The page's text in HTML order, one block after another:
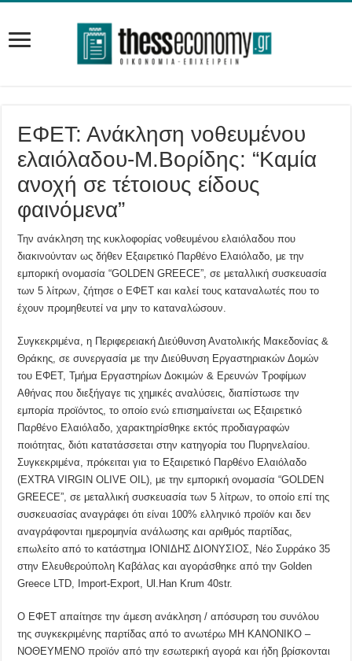
ΕΦΕΤ: Ανάκληση νοθευμένου
ελαιόλαδου-Μ.Βορίδης: “Καμία
ανοχή σε τέτοιους είδους
φαινόμενα”
Την ανάκληση της κυκλοφορίας νοθευμένου ελαιόλαδου που
διακινούνταν ως δήθεν Εξαιρετικό Παρθένο Ελαιόλαδο, με την
εμπορική ονομασία “GOLDEN GREECE”, σε μεταλλική συσκευασία
των 5 λίτρων, ζήτησε ο ΕΦΕΤ και καλεί τους καταναλωτές που το
έχουν προμηθευτεί να μην το καταναλώσουν.
Συγκεκριμένα, η Περιφερειακή Διεύθυνση Ανατολικής Μακεδονίας &
Θράκης, σε συνεργασία με την Διεύθυνση Εργαστηριακών Δομών
του ΕΦΕΤ, Τμήμα Εργαστηρίων Δοκιμών & Ερευνών Τροφίμων
Αθήνας που διεξήγαγε τις χημικές αναλύσεις, διαπίστωσε την
εμπορία προϊόντος, το οποίο ενώ επισημαίνεται ως Εξαιρετικό
Παρθένο Ελαιόλαδο, χαρακτηρίσθηκε εκτός προδιαγραφών
ποιότητας, διότι κατατάσσεται στην κατηγορία του Πυρηνελαίου.
Συγκεκριμένα, πρόκειται για το Εξαιρετικό Παρθένο Ελαιόλαδο
(EXTRA VIRGIN OLIVE OIL), με την εμπορική ονομασία “GOLDEN
GREECE”, σε μεταλλική συσκευασία των 5 λίτρων, το οποίο επί της
συσκευασίας αναγράφει ότι είναι 100% ελληνικό προϊόν και δεν
αναγράφονται ημερομηνία ανάλωσης και αριθμός παρτίδας,
επωλείτο από το κατάστημα ΙΟΝΙΔΗΣ ΔΙΟΝΥΣΙΟΣ, Νέο Συρράκο 35
στην Ελευθερούπολη Καβάλας και αγοράσθηκε από την Golden
Greece LTD, Import-Export, Ul.Han Krum 40str.
Ο ΕΦΕΤ απαίτησε την άμεση ανάκληση / απόσυρση του συνόλου
της συγκεκριμένης παρτίδας από το ανωτέρω ΜΗ ΚΑΝΟΝΙΚΟ –
ΝΟΘΕΥΜΕΝΟ προϊόν από την εσωτερική αγορά και ήδη βρίσκονται